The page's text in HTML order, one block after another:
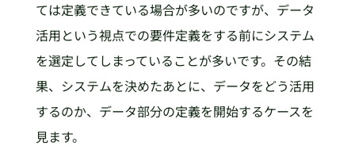
ては定義できている場合が多いのですが、データ
活用という視点での要件定義をする前にシステム
を選定してしまっていることが多いです。その結
果、システムを決めたあとに、データをどう活用
するのか、データ部分の定義を開始するケースを
見ます。